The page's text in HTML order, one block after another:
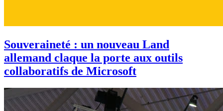
Souveraineté : un nouveau Land
allemand claque la porte aux outils
collaboratifs de Microsoft